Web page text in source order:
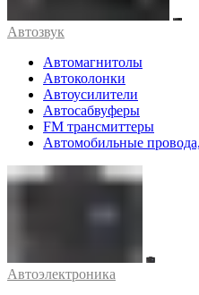
Автозвук
Автомагнитолы
Автоколонки
Автоусилители
Автосабвуферы
FM трансмиттеры
Автомобильные
Автоэлектроника